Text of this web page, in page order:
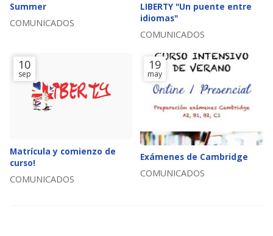
Summer
COMUNICADOS
LIBERTY "Un puente entre
idiomas"
COMUNICADOS
10
sep
Matrícula y comienzo de
curso!
COMUNICADOS
19
may
Exámenes de Cambridge
COMUNICADOS